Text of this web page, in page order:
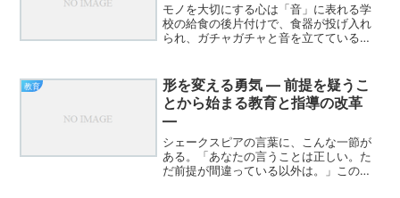
モノを大切にする心は「音」に表れる学
校の給食の後片付けで、食器が投げ入れ
られ、ガチャガチャと音を立てている場
す。逆に、静かに食器を扱う姿には「大
切にしたい」という気持ちがに...
教育
形を変える勇気 ― 前提を疑うこ
とから始まる教育と指導の改革
―
シェークスピアの言葉に、こんな一節が
ある。「あなたの言うことは正しい。た
だ前提が間違っている以外は。」この言